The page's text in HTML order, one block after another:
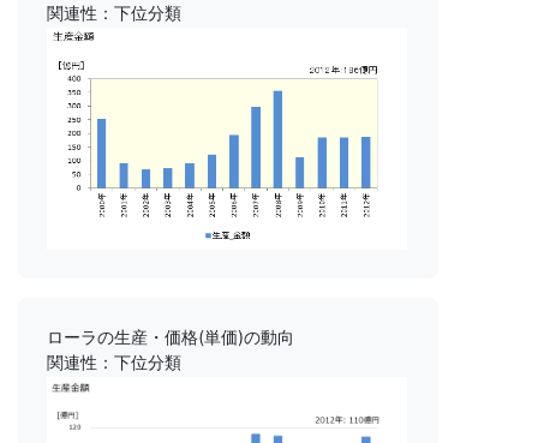
関連性：下位分類
ローラの生産・価格(単価)の動向
関連性：下位分類